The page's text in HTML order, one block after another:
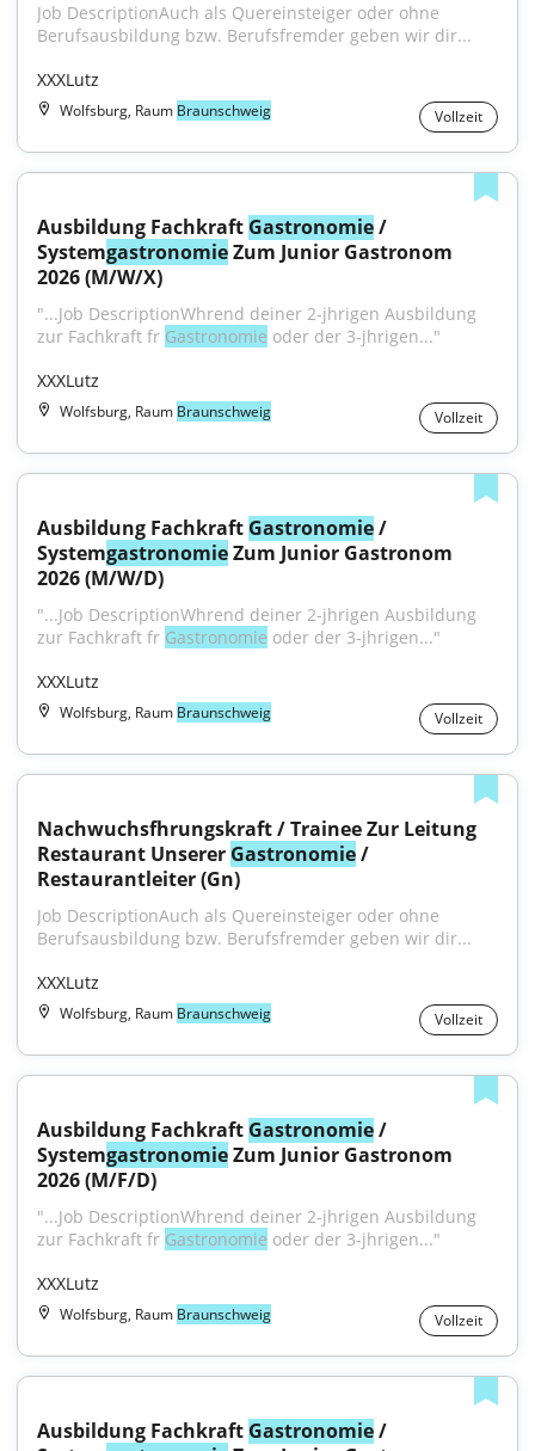
Job DescriptionAuch als Quereinsteiger oder ohne
Berufsausbildung bzw. Berufsfremder geben wir dir...
XXXLutz
Wolfsburg, Raum Braunschweig Vollzeit
Ausbildung Fachkraft Gastronomie /
Systemgastronomie Zum Junior Gastronom
2026 (M/W/X)
"...Job DescriptionWhrend deiner 2-jhrigen Ausbildung
zur Fachkraft fr Gastronomie oder der 3-jhrigen..."
XXXLutz
Wolfsburg, Raum Braunschweig Vollzeit
Ausbildung Fachkraft Gastronomie /
Systemgastronomie Zum Junior Gastronom
2026 (M/W/D)
"...Job DescriptionWhrend deiner 2-jhrigen Ausbildung
zur Fachkraft fr Gastronomie oder der 3-jhrigen..."
XXXLutz
Wolfsburg, Raum Braunschweig Vollzeit
Nachwuchsfhrungskraft / Trainee Zur Leitung
Restaurant Unserer Gastronomie /
Restaurantleiter (Gn)
Job DescriptionAuch als Quereinsteiger oder ohne
Berufsausbildung bzw. Berufsfremder geben wir dir...
XXXLutz
Wolfsburg, Raum Braunschweig Vollzeit
Ausbildung Fachkraft Gastronomie /
Systemgastronomie Zum Junior Gastronom
2026 (M/F/D)
"...Job DescriptionWhrend deiner 2-jhrigen Ausbildung
zur Fachkraft fr Gastronomie oder der 3-jhrigen..."
XXXLutz
Wolfsburg, Raum Braunschweig Vollzeit
Ausbildung Fachkraft Gastronomie /